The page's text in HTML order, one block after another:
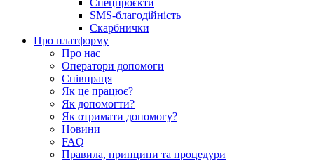
Спецпроєкти
SMS-благодійність
Скарбнички
Про платформу
Про нас
Оператори допомоги
Співпраця
Як це працює?
Як допомогти?
Як отримати допомогу?
Новини
FAQ
Правила, принципи та процедури